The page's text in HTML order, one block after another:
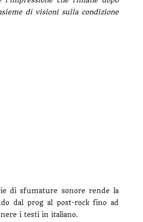
di visioni sulla condizione
di sfumature sonore rende la
dal prog al post-rock fino ad
i testi in italiano.